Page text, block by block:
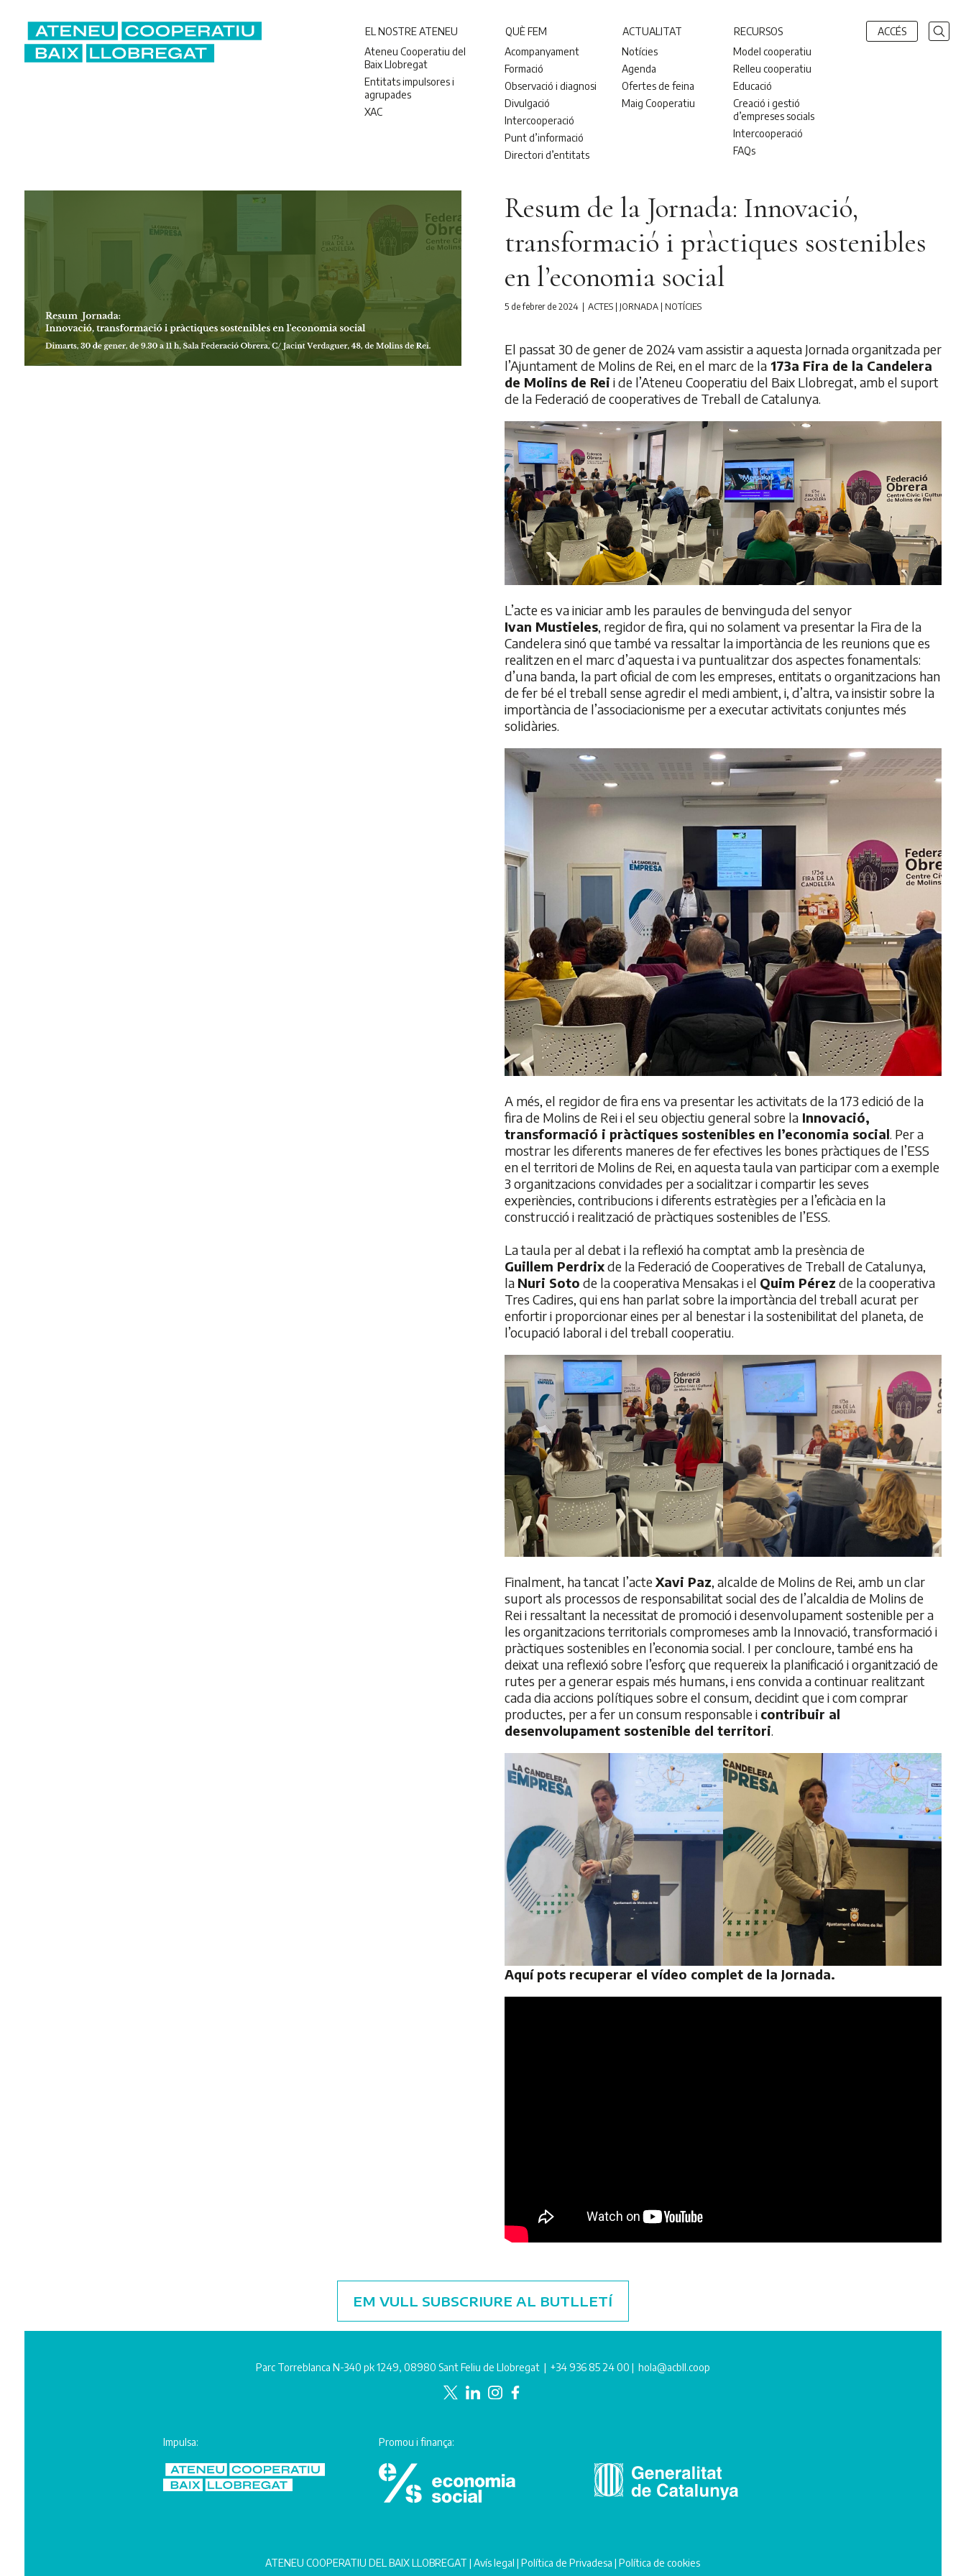
EL NOSTRE ATENEU
Ateneu Cooperatiu del
Baix Llobregat
Entitats impulsores i
agrupades
XAC
QUÈ FEM
Acompanyament
Formació
Observació i diagnosi
Divulgació
Intercooperació
Punt d’informació
Directori d’entitats
ACTUALITAT
Notícies
Agenda
Ofertes de feina
Maig Cooperatiu
RECURSOS
Model cooperatiu
Relleu cooperatiu
Educació
Creació i gestió
d’empreses socials
Intercooperació
FAQs
ACCÉS
Resum de la Jornada: Innovació,
transformació i pràctiques sostenibles
en l’economia social
5 de febrer de 2024 ACTES JORNADA NOTÍCIES
El passat 30 de gener de 2024 vam assistir a aquesta Jornada organitzada per
l’Ajuntament de Molins de Rei, en el marc de la 173a Fira de la Candelera
de Molins de Rei i de l’Ateneu Cooperatiu del Baix Llobregat, amb el suport
de la Federació de cooperatives de Treball de Catalunya.
L’acte es va iniciar amb les paraules de benvinguda del senyor
Ivan Mustieles, regidor de fira, qui no solament va presentar la Fira de la
Candelera sinó que també va ressaltar la importància de les reunions que es
realitzen en el marc d’aquesta i va puntualitzar dos aspectes fonamentals:
d’una banda, la part oficial de com les empreses, entitats o organitzacions han
de fer bé el treball sense agredir el medi ambient, i, d’altra, va insistir sobre la
importància de l’associacionisme per a executar activitats conjuntes més
solidàries.
A més, el regidor de fira ens va presentar les activitats de la 173 edició de la
fira de Molins de Rei i el seu objectiu general sobre la Innovació,
transformació i pràctiques sostenibles en l’economia social. Per a
mostrar les diferents maneres de fer efectives les bones pràctiques de l’ESS
en el territori de Molins de Rei, en aquesta taula van participar com a exemple
3 organitzacions convidades per a socialitzar i compartir les seves
experiències, contribucions i diferents estratègies per a l’eficàcia en la
construcció i realització de pràctiques sostenibles de l’ESS.
La taula per al debat i la reflexió ha comptat amb la presència de
Guillem Perdrixde la Federació de Cooperatives de Treball de Catalunya,
la Nuri Soto de la cooperativa Mensakas i el Quim Pérez de la cooperativa
Tres Cadires, qui ens han parlat sobre la importància del treball acurat per
enfortir i proporcionar eines per al benestar i la sostenibilitat del planeta, de
l’ocupació laboral i del treball cooperatiu.
Finalment, ha tancat l’acteXavi Paz, alcalde de Molins de Rei, amb un clar
suport als processos de responsabilitat social des de l’alcaldia de Molins de
Rei i ressaltant la necessitat de promoció i desenvolupament sostenible per a
les organitzacions territorials compromeses amb la Innovació, transformació i
pràctiques sostenibles en l’economia social. I per concloure, també ens ha
deixat una reflexió sobre l’esforç que requereix la planificació i organització de
rutes per a generar espais més humans, i ens convida a continuar realitzant
cada dia accions polítiques sobre el consum, decidint que i com comprar
productes, per a fer un consum responsable i contribuir al
desenvolupament sostenible del territori.
Aquí pots recuperar el vídeo complet de la Jornada.
EM VULL SUBSCRIURE AL BUTLLETÍ
Parc Torreblanca N-340 pk 1249, 08980 Sant Feliu de Llobregat | +34 936 85 24 00 | hola@acbll.coop
Impulsa: Promou i finança:
ATENEU COOPERATIU DEL BAIX LLOBREGAT |Avís legal |Política de Privadesa |Política de cookies